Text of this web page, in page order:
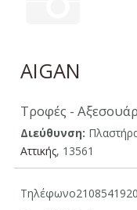
AIGAN
Τροφές - Αξεσουάρ
Διεύθυνση:
Aττικής, 13561
Τηλέφωνο2108541920